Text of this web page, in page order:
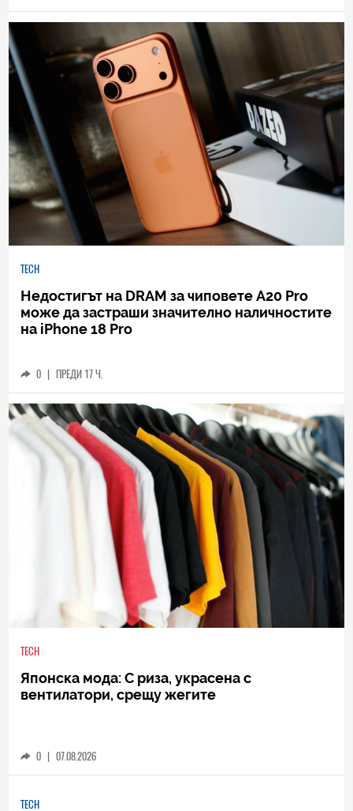
TECH
Недостигът на DRAM за чиповете A20 Pro
може да застраши значително наличностите
на iPhone 18 Pro
0 | ПРЕДИ 17 Ч.
TECH
Японска мода: С риза, украсена с
вентилатори, срещу жегите
0 | 07.08.2026
TECH